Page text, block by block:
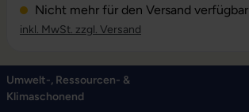
Nicht mehr für den Versand verfügbar
inkl. MwSt. zzgl. Versand
Umwelt-, Ressourcen- &
Klimaschonend